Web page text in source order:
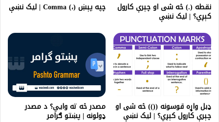
نقطه (.) څه شی او چېرې کارول
کېږي؟ | لیک نښې
چپه پېښ (،) Comma | لیک نښې
ډبل واړه قوسونه (()) څه شی او
چېرې کارول کېږي؟ | لیک نښې
مصدر څه ته وايي؟ د مصدر
ډولونه | پښتو ګرامر